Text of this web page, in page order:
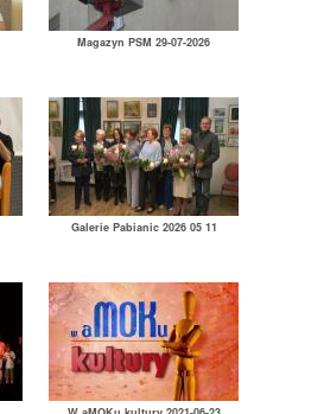
Magazyn PSM 29-07-2026
Galerie Pabianic 2026 05 11